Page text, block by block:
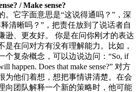
/ Make sense?
。它字面意思是“这说得通吗？”，深
清晰吗？”，把责任放到了说话者自
逊、更友好。 你是在问你刚才的表达
是在问对方有没有理解能力。比如，
个复杂概念，可以边说边问：“So, if
happen. Does that make sense?” 对方
为他们着想，想把事情讲清楚。在会
向团队解释一个新的策略时，他可能